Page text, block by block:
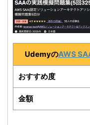
UdemyのAWS
おすすめ度
金額